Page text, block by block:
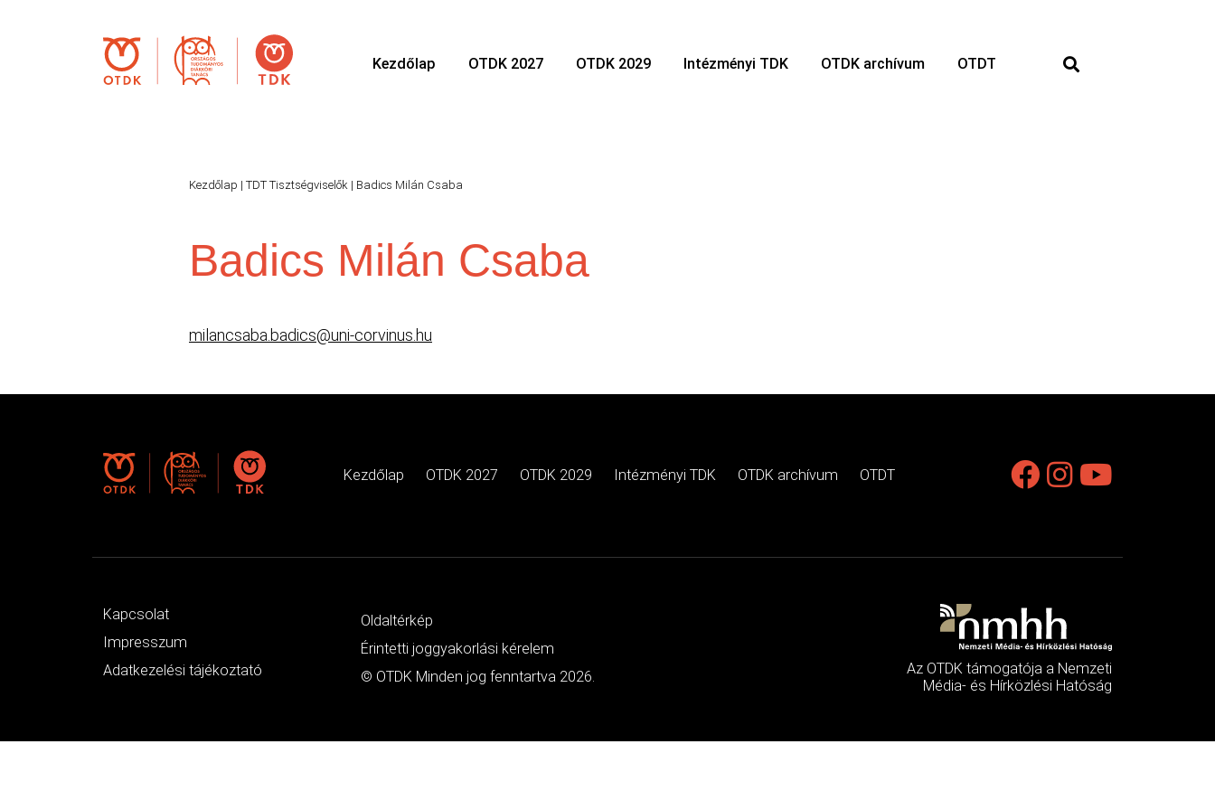
Kezdőlap OTDK 2027 OTDK 2029 Intézményi TDK OTDK archívum OTDT
Kezdőlap | TDT Tisztségviselők | Badics Milán Csaba
Badics Milán Csaba
milancsaba.badics@uni-corvinus.hu
Kezdőlap OTDK 2027 OTDK 2029 Intézményi TDK OTDK archívum OTDT
Kapcsolat
Impresszum
Adatkezelési tájékoztató
Oldaltérkép
Érintetti joggyakorlási kérelem
© OTDK Minden jog fenntartva 2026.
Az OTDK támogatója a Nemzeti
Média- és Hírközlési Hatóság